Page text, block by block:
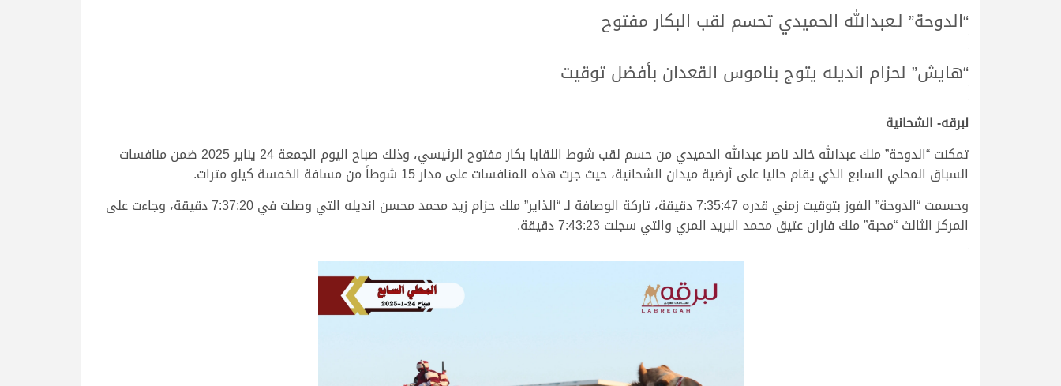
“الدوحة” لـعبدالله الحميدي تحسم لقب البكار مفتوح
“هايش” لحزام انديله يتوج بناموس القعدان بأفضل توقيت
لبرقه- الشحانية
تمكنت “الدوحة” ملك عبدالله خالد ناصر عبدالله الحميدي من حسم لقب شوط اللقايا بكار مفتوح الرئيسي، وذلك صباح اليوم الجمعة 24 يناير 2025 ضمن منافسات
السباق المحلي السابع الذي يقام حاليا على أرضية ميدان الشحانية، حيث جرت هذه المنافسات على مدار 15 شوطاً من مسافة الخمسة كيلو مترات.
وحسمت “الدوحة” الفوز بتوقيت زمني قدره 7:35:47 دقيقة، تاركة الوصافة لـ “الذاير” ملك حزام زيد محمد محسن انديله التي وصلت في 7:37:20 دقيقة، وجاءت على
المركز الثالث “محبة” ملك فاران عتيق محمد البريد المري والتي سجلت 7:43:23 دقيقة.